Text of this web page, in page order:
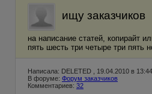
ищу заказчиков
на написание статей, копирайт
пять шесть три четыре три пять
Написала: DELETED , 19.04.2010 в 13:44
В форуме: Форум заказчиков
Комментариев: 32